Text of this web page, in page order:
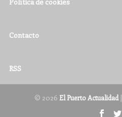
Política de cookies
Contacto
RSS
© 2026 El Puerto Actualidad|